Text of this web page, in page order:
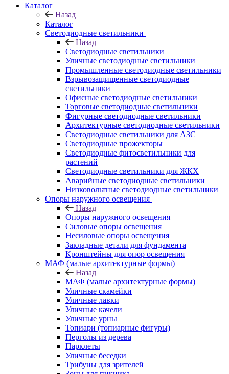
Каталог
Назад
Каталог
Светодиодные светильники
Назад
Светодиодные светильники
Уличные светодиодные светильники
Промышленные светодиодные светильники
Взрывозащищенные светодиодные
светильники
Офисные светодиодные светильники
Торговые светодиодные светильники
Фигурные светодиодные светильники
Архитектурные светодиодные светильники
Светодиодные светильники для АЗС
Светодиодные прожекторы
Светодиодные фитосветильники для
растений
Светодиодные светильники для ЖКХ
Аварийные светодиодные светильники
Низковольтные светодиодные светильники
Опоры наружного освещения
Назад
Опоры наружного освещения
Силовые опоры освещения
Несиловые опоры освещения
Закладные детали для фундамента
Кронштейны для опор освещения
МАФ (малые архитектурные формы)
Назад
МАФ (малые архитектурные формы)
Уличные скамейки
Уличные лавки
Уличные качели
Уличные урны
Топиари (топиарные фигуры)
Перголы из дерева
Парклеты
Уличные беседки
Трибуны для зрителей